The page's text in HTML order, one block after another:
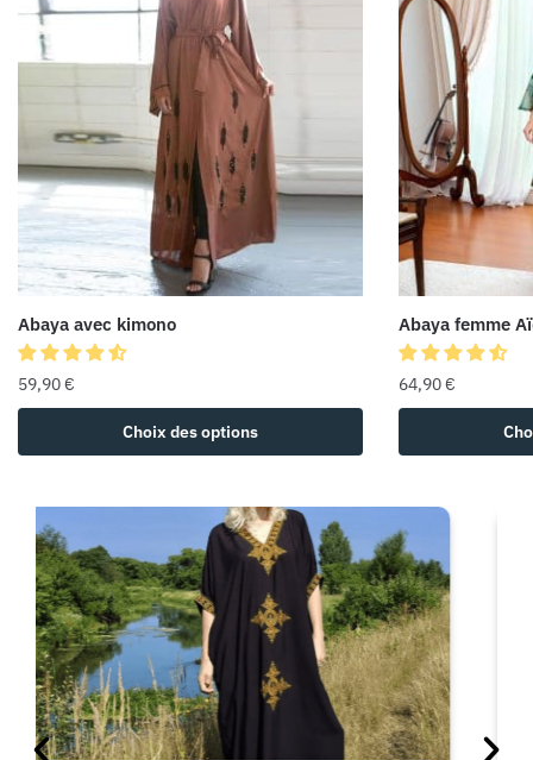
Abaya avec kimono
59,90€
Choix des options
Abaya femme
64,90€